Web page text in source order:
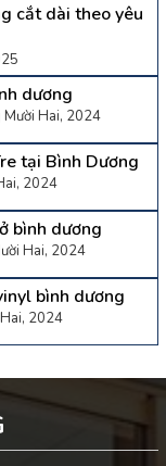
cắt dài theo yêu
dương
Mười Hai, 2024
tại Bình Dương
2024
bình dương
Hai, 2024
bình dương
2024